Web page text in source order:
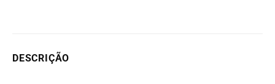
DESCRIÇÃO